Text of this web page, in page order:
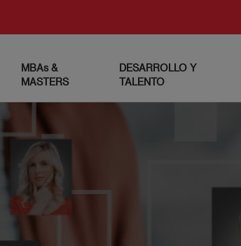
MBAs &
MASTERS
DESARROLLO Y
TALENTO